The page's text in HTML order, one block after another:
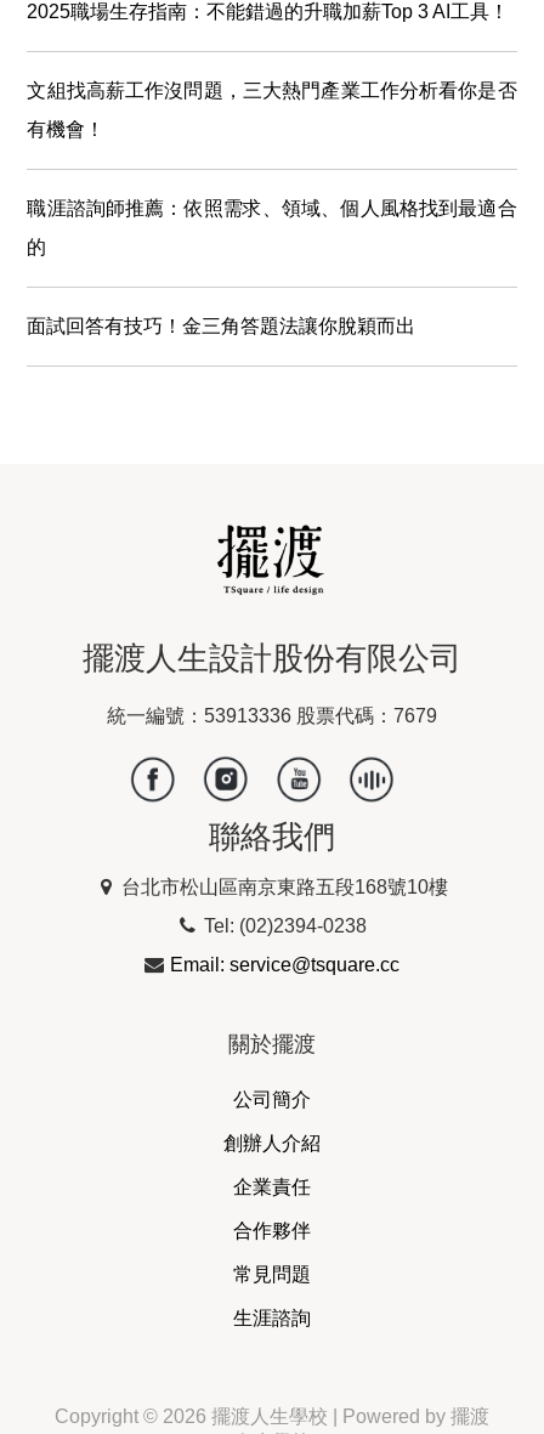
2025職場生存指南：不能錯過的升職加薪Top 3 AI工具！
文組找高薪工作沒問題，三大熱門產業工作分析看你是否
有機會！
職涯諮詢師推薦：依照需求、領域、個人風格找到最適合
的
面試回答有技巧！金三角答題法讓你脫穎而出
擺渡人生設計股份有限公司
統一編號：53913336 股票代碼：7679
聯絡我們
台北市松山區南京東路五段168號10樓
Tel: (02)2394-0238
Email: service@tsquare.cc
關於擺渡
公司簡介
創辦人介紹
企業責任
合作夥伴
常見問題
生涯諮詢
Copyright © 2026 擺渡人生學校 | Powered by 擺渡